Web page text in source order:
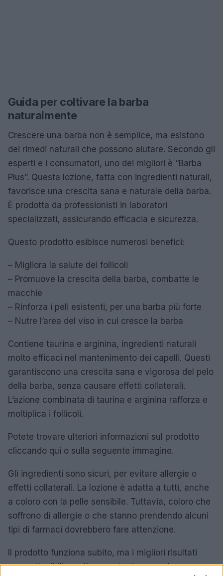
Guida per coltivare la barba
naturalmente
Crescere una barba non è semplice, ma esistono
dei rimedi naturali che possono aiutare. Secondo gli
esperti e i consumatori, uno dei migliori è “Barba
Plus”. Questa lozione, fatta con ingredienti naturali,
favorisce una crescita sana e naturale della barba.
È prodotta da professionisti in laboratori
specializzati, assicurando efficacia e sicurezza.
Questo prodotto esibisce numerosi benefici:
– Migliora la salute dei follicoli
– Promuove la crescita della barba, combatte le
macchie
– Rinforza i peli esistenti, per una barba più forte
– Nutre l’area del viso in cui cresce la barba
Contiene taurina e arginina, ingredienti naturali
molto efficaci nel mantenimento dei capelli. Questi
garantiscono una crescita sana e vigorosa del pelo
della barba, senza causare effetti collaterali.
L’azione combinata di taurina e arginina rafforza e
moltiplica i follicoli.
Potete trovare ulteriori informazioni sul prodotto
cliccando qui o sulla seguente immagine.
Gli ingredienti sono sicuri, per evitare allergie o
effetti collaterali. La lozione è adatta a tutti, anche
a coloro con la pelle sensibile. Tuttavia, coloro che
soffrono di allergie o che stanno prendendo alcuni
tipi di farmaci dovrebbero fare attenzione.
Il prodotto funziona subito, ma i migliori risultati
sono ottenibili con l’uso costante e regolare.